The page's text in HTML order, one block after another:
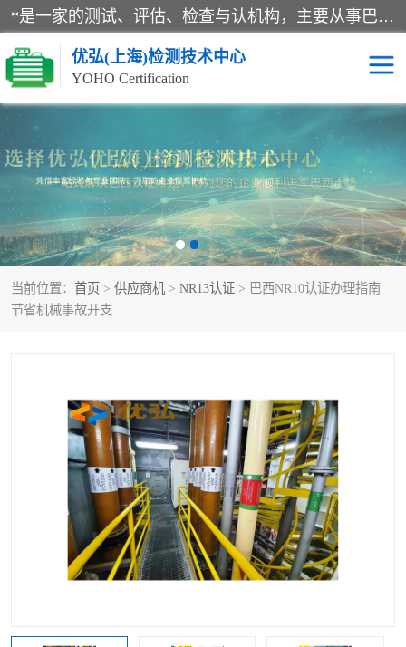
*是一家的测试、评估、检查与认机构，主要从事巴西NR10认证、NR12认证、NR13认证；ANATEL认证、INMTRO认证，欧盟CE认证：MD认证，PED认证，MID认证，ATEX认证，德国蓝色天使认证。
优弘(上海)检测技术中心
YOHO Certification
当前位置： 首页 > 供应商机 > NR13认证 > 巴西NR10认证办理指南
节省机械事故开支
RECYCLASS认证 NR10认证
NR12认证 NR13认证
ART认证 巴西NR认证
巴西认证 RETIE认证